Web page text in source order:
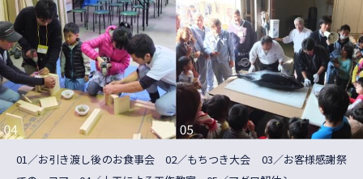
01／お引き渡し後のお食事会 02／もちつき大会 03／お客様感謝祭